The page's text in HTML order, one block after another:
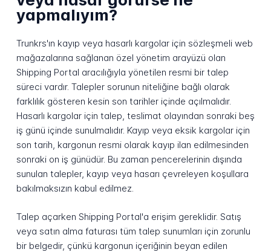
yapmalıyım?
Trunkrs'ın kayıp veya hasarlı kargolar için sözleşmeli web
mağazalarına sağlanan özel yönetim arayüzü olan
Shipping Portal aracılığıyla yönetilen resmi bir talep
süreci vardır. Talepler sorunun niteliğine bağlı olarak
farklılık gösteren kesin son tarihler içinde açılmalıdır.
Hasarlı kargolar için talep, teslimat olayından sonraki beş
iş günü içinde sunulmalıdır. Kayıp veya eksik kargolar için
son tarih, kargonun resmi olarak kayıp ilan edilmesinden
sonraki on iş günüdür. Bu zaman pencerelerinin dışında
sunulan talepler, kayıp veya hasarı çevreleyen koşullara
bakılmaksızın kabul edilmez.
Talep açarken Shipping Portal'a erişim gereklidir. Satış
veya satın alma faturası tüm talep sunumları için zorunlu
bir belgedir, çünkü kargonun içeriğinin beyan edilen